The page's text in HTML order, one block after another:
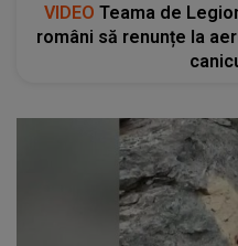
VIDEO Teama de
români să renunțe la